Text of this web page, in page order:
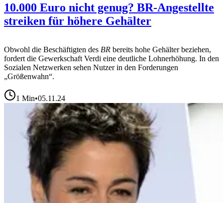
10.000 Euro nicht genug? BR-Angestellte
streiken für höhere Gehälter
Obwohl die Beschäftigten des BR bereits hohe Gehälter beziehen,
fordert die Gewerkschaft Verdi eine deutliche Lohnerhöhung. In den
Sozialen Netzwerken sehen Nutzer in den Forderungen
„Größenwahn“.
1 Min•05.11.24